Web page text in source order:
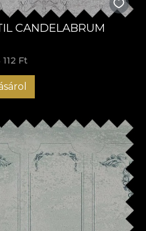
CANDELABRUM
112 Ft